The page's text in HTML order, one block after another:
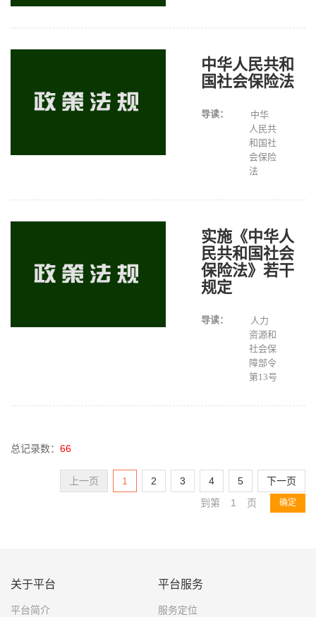
中华人民共和
国社会保险法
导读：
中华
人民共
和国社
会保险
法
实施《中华人
民共和国社会
保险法》若干
规定
导读：
人力
资源和
社会保
障部令
第13号
总记录数： 66
1 2 3 4 5
下一页
到第
页 确定
关于平台
平台简介
平台服务
服务定位